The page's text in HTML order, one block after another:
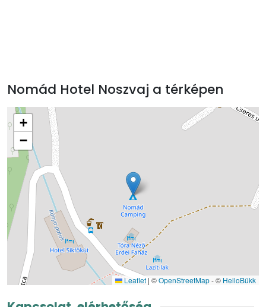
Nomád Hotel Noszvaj a térképen
+
−
Leaflet | ©OpenStreetMap- © HelloBükk